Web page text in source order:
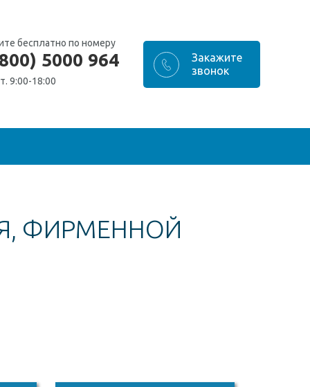
бесплатно по номеру
5000 964
9:00-18:00
ФИРМЕННОЙ